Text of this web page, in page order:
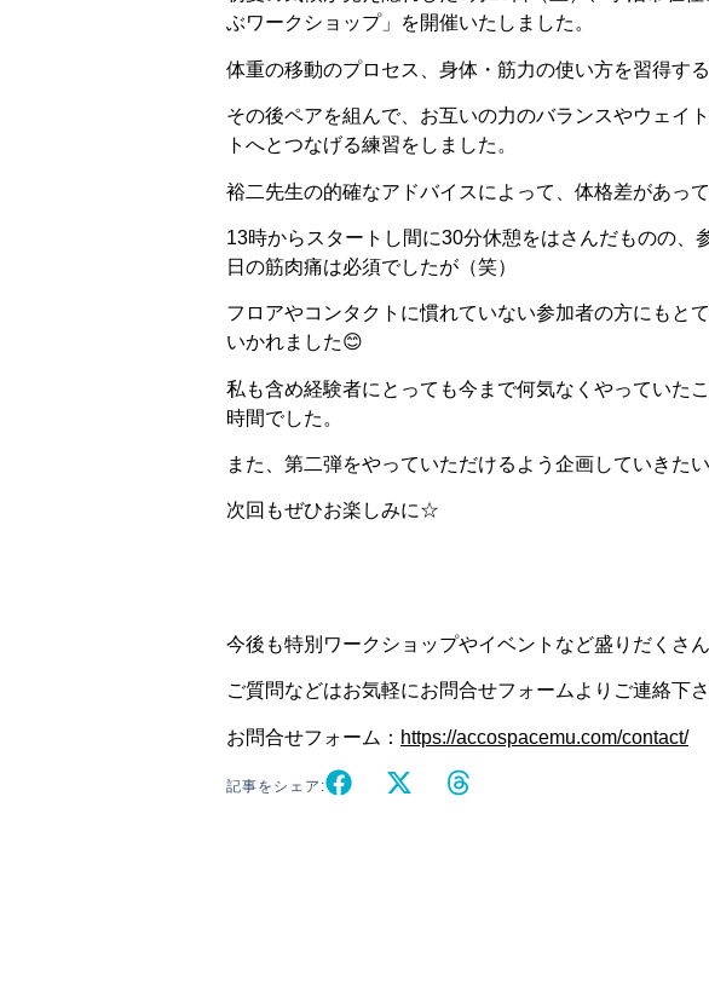
ぶワークショップ」を開催いたしました。
体重の移動のプロセス、身体・筋力の使い方を習得す
その後ペアを組んで、お互いの力のバランスやウェイ
トへとつなげる練習をしました。
裕二先生の的確なアドバイスによって、体格差があっ
13時からスタートし間に30分休憩をはさんだものの
日の筋肉痛は必須でしたが（笑）
フロアやコンタクトに慣れていない参加者の方にもと
いかれました😊
私も含め経験者にとっても今まで何気なくやっていた
時間でした。
また、第二弾をやっていただけるよう企画していきた
次回もぜひお楽しみに☆
今後も特別ワークショップやイベントなど盛りだくさん
ご質問などはお気軽にお問合せフォームよりご連絡下さ
お問合せフォーム： https://accospacemu.com/contact/
記事をシェア: